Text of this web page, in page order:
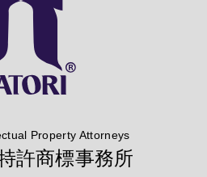
Property Attorneys
許商標事務所